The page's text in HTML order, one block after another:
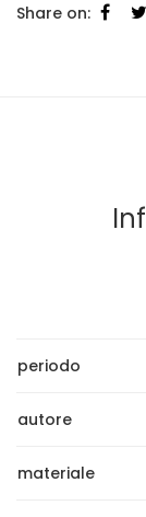
Share on:
periodo
autore
materiale